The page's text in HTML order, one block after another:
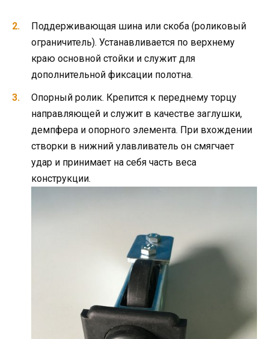
Поддерживающая шина или скоба (роликовый
ограничитель). Устанавливается по верхнему
краю основной стойки и служит для
дополнительной фиксации полотна.
Опорный ролик. Крепится к переднему торцу
направляющей и служит в качестве заглушки,
демпфера и опорного элемента. При вхождении
створки в нижний улавливатель он смягчает
удар и принимает на себя часть веса
конструкции.